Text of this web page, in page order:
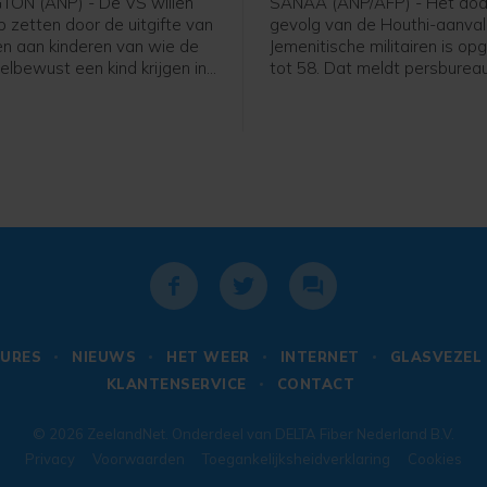
zetten door de uitgifte van
aan kinderen van wie de
een kind krijgen in
gevolg van de Houthi-
Jemenitische militairen is
tot 58. Dat meldt
NIEUWS HET WEER INTERNET
GLASVEZEL
KLANTENSERVICE
CONTACT
© 2026 ZeelandNet . Onderdeel van DELTA Fiber Nederland B.V.
Privacy
Voorwaarden Toegankelijksheidverklaring Cookies